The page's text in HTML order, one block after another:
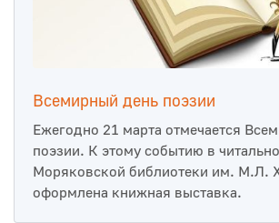
Всемирный день поэзии
Ежегодно 21 марта отмечается
поэзии. К этому событию в
Моряковской библиотеки им. М.Л.
оформлена книжная выставка.